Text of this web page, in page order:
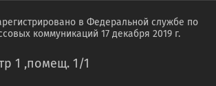
в Федеральной службе по
коммуникаций 17 декабря 2019 г.
1 ,помещ. 1/1